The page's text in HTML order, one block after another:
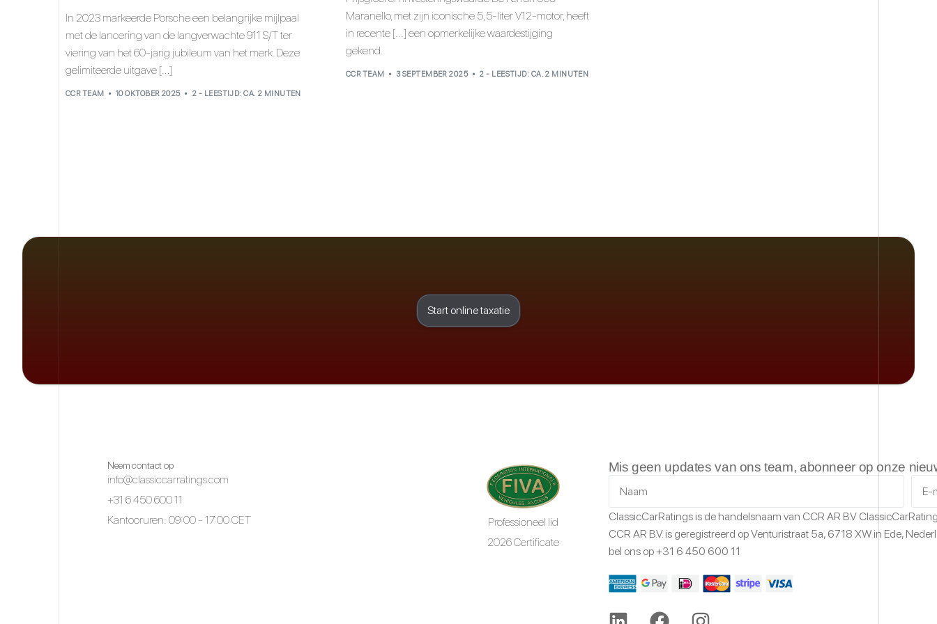
In 2023 markeerde Porsche een belangrijke mijlpaal
met de lancering van de langverwachte 911 S/T ter
viering van het 60-jarig jubileum van het merk. Deze
gelimiteerde uitgave […]
CCR TEAM 10 OKTOBER 2025 2 - LEESTIJD: CA. 2 MINUTEN
Maranello, met zijn iconische 5,5-liter V12-motor, heeft
in recente [...] een opmerkelijke waardestijging
gekend.
CCR TEAM 3 SEPTEMBER 2025 2 - LEESTIJD: CA. 2 MINUTEN
Start online taxatie
Neem contact op
info@classiccarratings.com
+31 6 450 600 11
Kantooruren: 09:00 - 17:00 CET
Professioneel lid
2026 Certificate
Mis geen updates van ons team, abonneer op onze
ClassicCarRatings is de handelsnaam van CCR AR B.V
CCR AR B.V. is geregistreerd op Venturistraat 5a, 6718 XWin Ede,
bel ons op+31 6 450 600 11